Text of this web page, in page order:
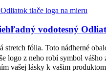
vodotesný
fólia. Toto nádherné
logo z neho robí symbol
vašej lásky k vašim